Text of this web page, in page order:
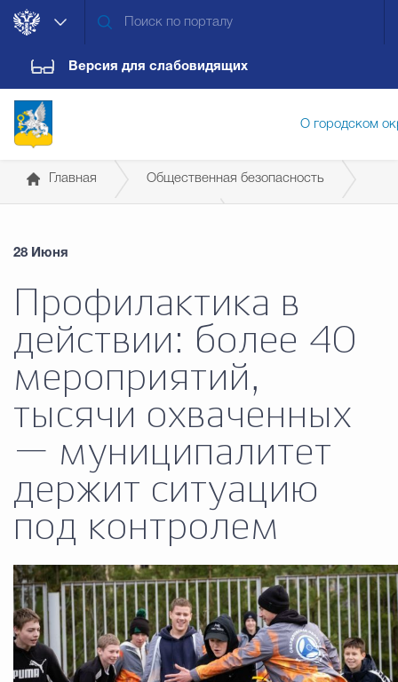
Версия для слабовидящих
О городском
Новости Обращения граждан
Муниципальная
Противодействие
Экономика Муниципальные
Главная Общественная безопасность
28 Июня
Профилактика в
действии: более 40
мероприятий,
тысячи охваченных
— муниципалитет
держит ситуацию
под контролем